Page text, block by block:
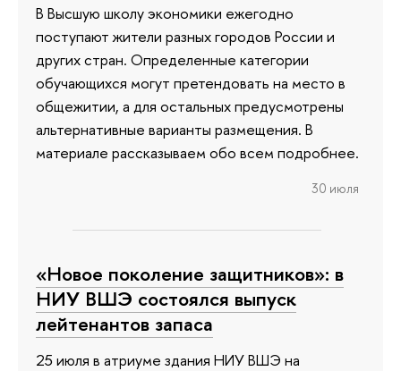
В Высшую школу экономики ежегодно
поступают жители разных городов России и
других стран. Определенные категории
обучающихся могут претендовать на место в
общежитии, а для остальных предусмотрены
альтернативные варианты размещения. В
материале рассказываем обо всем подробнее.
30 июля
«Новое поколение защитников»: в
НИУ ВШЭ состоялся выпуск
лейтенантов запаса
25 июля в атриуме здания НИУ ВШЭ на